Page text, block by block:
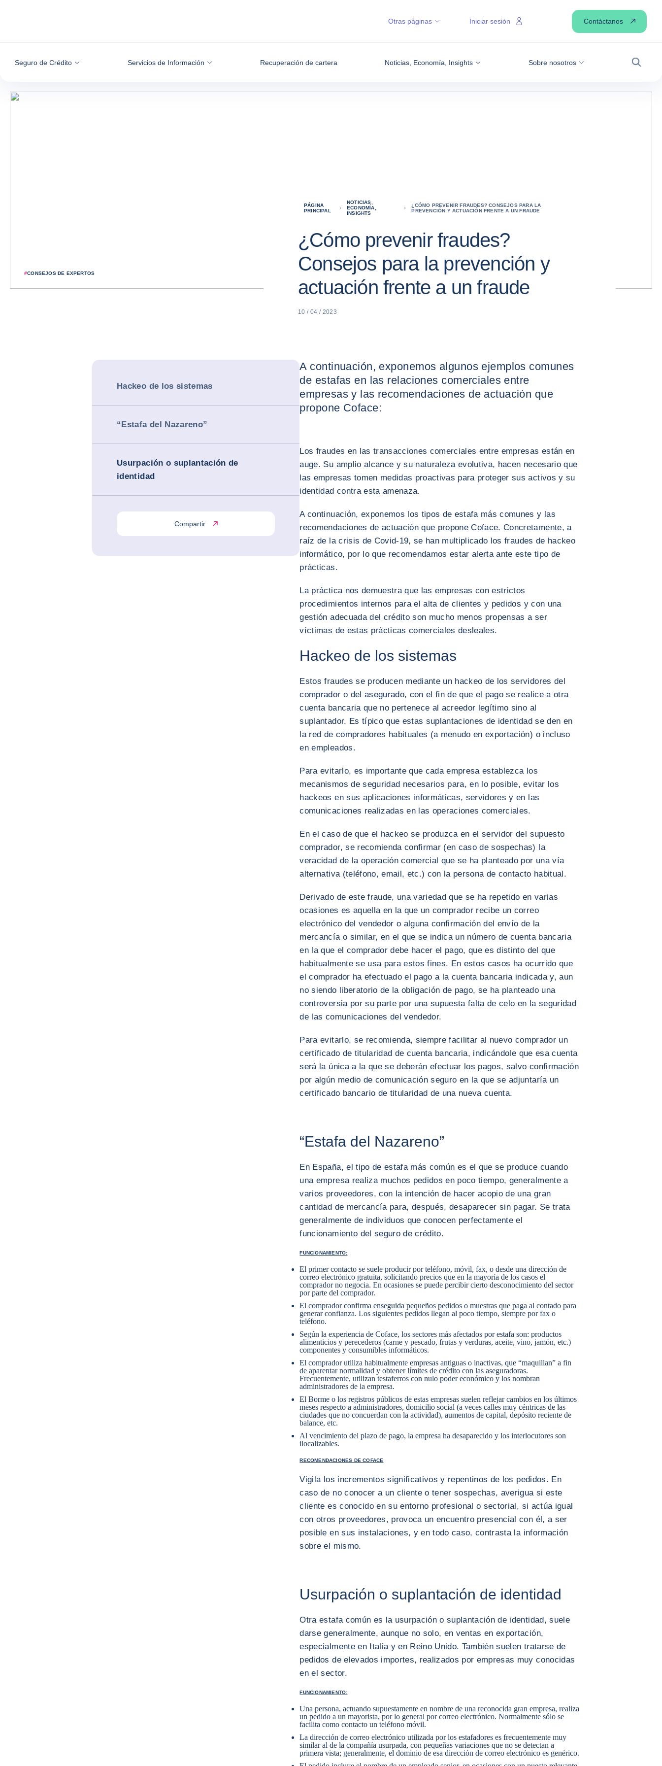
Seguro de Crédito Servicios de Información Recuperación de cartera Noticias, Economía, Insights Sobre nosotros
Buscar
Otras páginas Iniciar sesión Contáctanos
#CONSEJOS DE EXPERTOS
PÁGINA
PRINCIPAL
NOTICIAS,
ECONOMÍA,
INSIGHTS
¿CÓMO PREVENIR FRAUDES? CONSEJOS PARA LA
PREVENCIÓN Y ACTUACIÓN FRENTE A UN FRAUDE
¿Cómo prevenir fraudes?
Consejos para la prevención y
actuación frente a un fraude
10 / 04 / 2023
Hackeo de los sistemas
“Estafa del Nazareno”
Usurpación o suplantación de
identidad
Compartir
A continuación, exponemos algunos ejemplos comunes
de estafas en las relaciones comerciales entre
empresas y las recomendaciones de actuación que
propone Coface:
Los fraudes en las transacciones comerciales entre empresas están en
auge. Su amplio alcance y su naturaleza evolutiva, hacen necesario que
las empresas tomen medidas proactivas para proteger sus activos y su
identidad contra esta amenaza.
A continuación, exponemos los tipos de estafa más comunes y las
recomendaciones de actuación que propone Coface. Concretamente, a
raíz de la crisis de Covid-19, se han multiplicado los fraudes de hackeo
informático, por lo que recomendamos estar alerta ante este tipo de
prácticas.
La práctica nos demuestra que las empresas con estrictos
procedimientos internos para el alta de clientes y pedidos y con una
gestión adecuada del crédito son mucho menos propensas a ser
víctimas de estas prácticas comerciales desleales.
Hackeo de los sistemas
Estos fraudes se producen mediante un hackeo de los servidores del
comprador o del asegurado, con el fin de que el pago se realice a otra
cuenta bancaria que no pertenece al acreedor legítimo sino al
suplantador. Es típico que estas suplantaciones de identidad se den en
la red de compradores habituales (a menudo en exportación) o incluso
en empleados.
Para evitarlo, es importante que cada empresa establezca los
mecanismos de seguridad necesarios para, en lo posible, evitar los
hackeos en sus aplicaciones informáticas, servidores y en las
comunicaciones realizadas en las operaciones comerciales.
En el caso de que el hackeo se produzca en el servidor del supuesto
comprador, se recomienda confirmar (en caso de sospechas) la
veracidad de la operación comercial que se ha planteado por una vía
alternativa (teléfono, email, etc.) con la persona de contacto habitual.
Derivado de este fraude, una variedad que se ha repetido en varias
ocasiones es aquella en la que un comprador recibe un correo
electrónico del vendedor o alguna confirmación del envío de la
mercancía o similar, en el que se indica un número de cuenta bancaria
en la que el comprador debe hacer el pago, que es distinto del que
habitualmente se usa para estos fines. En estos casos ha ocurrido que
el comprador ha efectuado el pago a la cuenta bancaria indicada y, aun
no siendo liberatorio de la obligación de pago, se ha planteado una
controversia por su parte por una supuesta falta de celo en la seguridad
de las comunicaciones del vendedor.
Para evitarlo, se recomienda, siempre facilitar al nuevo comprador un
certificado de titularidad de cuenta bancaria, indicándole que esa cuenta
será la única a la que se deberán efectuar los pagos, salvo confirmación
por algún medio de comunicación seguro en la que se adjuntaría un
certificado bancario de titularidad de una nueva cuenta.
“Estafa del Nazareno”
En España, el tipo de estafa más común es el que se produce cuando
una empresa realiza muchos pedidos en poco tiempo, generalmente a
varios proveedores, con la intención de hacer acopio de una gran
cantidad de mercancía para, después, desaparecer sin pagar. Se trata
generalmente de individuos que conocen perfectamente el
funcionamiento del seguro de crédito.
FUNCIONAMIENTO:
El primer contacto se suele producir por teléfono, móvil, fax, o desde una dirección de
correo electrónico gratuita, solicitando precios que en la mayoría de los casos el
comprador no negocia. En ocasiones se puede percibir cierto desconocimiento del sector
por parte del comprador.
El comprador confirma enseguida pequeños pedidos o muestras que paga al contado para
generar confianza. Los siguientes pedidos llegan al poco tiempo, siempre por fax o
teléfono.
Según la experiencia de Coface, los sectores más afectados por estafa son: productos
alimenticios y perecederos (carne y pescado, frutas y verduras, aceite, vino, jamón, etc.)
componentes y consumibles informáticos.
El comprador utiliza habitualmente empresas antiguas o inactivas, que “maquillan” a fin
de aparentar normalidad y obtener límites de crédito con las aseguradoras.
Frecuentemente, utilizan testaferros con nulo poder económico y los nombran
administradores de la empresa.
El Borme o los registros públicos de estas empresas suelen reflejar cambios en los últimos
meses respecto a administradores, domicilio social (a veces calles muy céntricas de las
ciudades que no concuerdan con la actividad), aumentos de capital, depósito reciente de
balance, etc.
Al vencimiento del plazo de pago, la empresa ha desaparecido y los interlocutores son
ilocalizables.
RECOMENDACIONES DE COFACE
Vigila los incrementos significativos y repentinos de los pedidos. En
caso de no conocer a un cliente o tener sospechas, averigua si este
cliente es conocido en su entorno profesional o sectorial, si actúa igual
con otros proveedores, provoca un encuentro presencial con él, a ser
posible en sus instalaciones, y en todo caso, contrasta la información
sobre el mismo.
Usurpación o suplantación de identidad
Otra estafa común es la usurpación o suplantación de identidad, suele
darse generalmente, aunque no solo, en ventas en exportación,
especialmente en Italia y en Reino Unido. También suelen tratarse de
pedidos de elevados importes, realizados por empresas muy conocidas
en el sector.
FUNCIONAMIENTO:
Una persona, actuando supuestamente en nombre de una reconocida gran empresa, realiza
un pedido a un mayorista, por lo general por correo electrónico. Normalmente sólo se
facilita como contacto un teléfono móvil.
La dirección de correo electrónico utilizada por los estafadores es frecuentemente muy
similar al de la compañía usurpada, con pequeñas variaciones que no se detectan a
primera vista; generalmente, el dominio de esa dirección de correo electrónico es genérico.